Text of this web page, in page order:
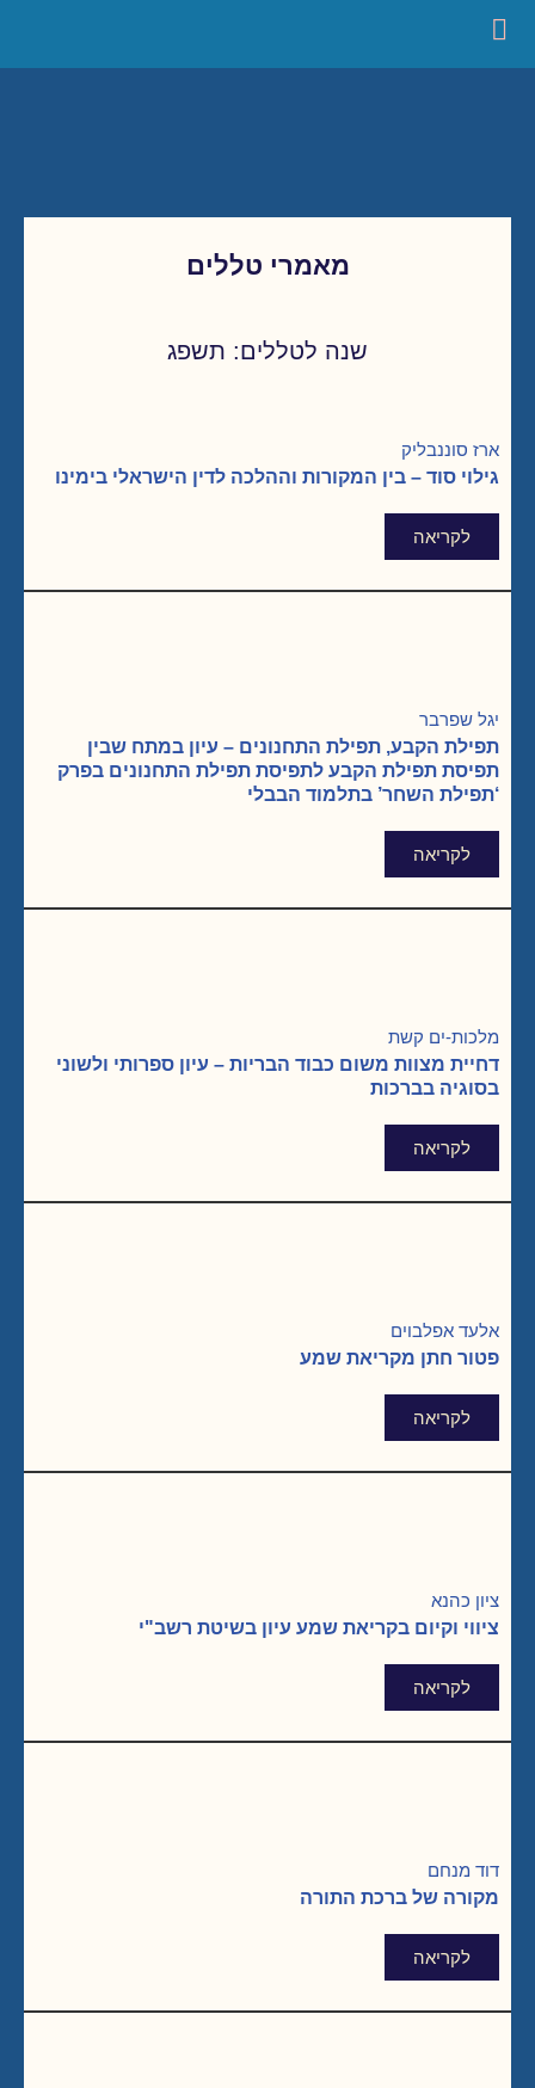
מאמרי טללים
שנה לטללים: תשפג
ארז סוננבליק
גילוי סוד – בין המקורות וההלכה לדין הישראלי בימינו
לקריאה
יגל שפרבר
תפילת הקבע, תפילת התחנונים – עיון במתח שבין
תפיסת תפילת הקבע לתפיסת תפילת התחנונים בפרק
‘תפילת השחר’ בתלמוד הבבלי
לקריאה
מלכות-ים קשת
דחיית מצוות משום כבוד הבריות – עיון ספרותי ולשוני
בסוגיה בברכות
לקריאה
אלעד אפלבוים
פטור חתן מקריאת שמע
לקריאה
ציון כהנא
ציווי וקיום בקריאת שמע עיון בשיטת רשב"י
לקריאה
דוד מנחם
מקורה של ברכת התורה
לקריאה